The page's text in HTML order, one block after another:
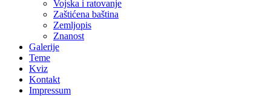
Vojska i ratovanje
Zaštićena baština
Zemljopis
Znanost
Galerije
Teme
Kviz
Kontakt
Impressum